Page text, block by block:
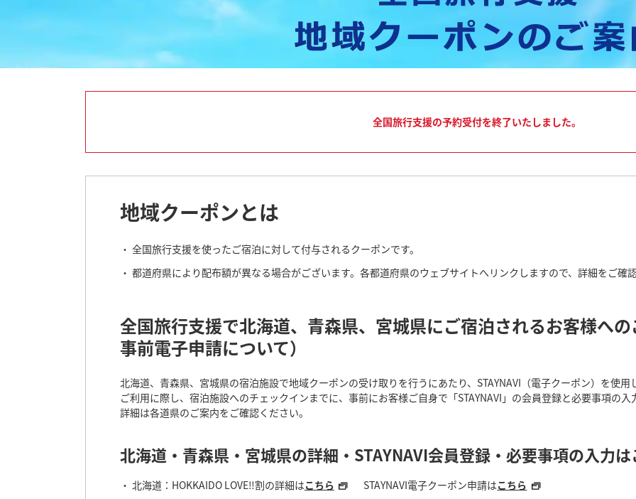
全国旅行支援の予約受付を終了いたしました。
地域クーポンとは
全国旅行支援を使ったご宿泊に対して付与されるクーポンです。
都道府県により配布額が異なる場合がございます。各都道府県のウェブサイトへリンクしますので、詳細をご確
全国旅行支援で北海道、青森県、宮城県にご宿泊されるお客様へ
事前電子申請について）
北海道、青森県、宮城県の宿泊施設で地域クーポンの受け取りを行うにあたり、STAYNAVI（電子クーポン）を使用
ご利用に際し、宿泊施設へのチェックインまでに、事前にお客様ご自身で「STAYNAVI」の会員登録と必要事項の
詳細は各道県のご案内をご確認ください。
北海道・青森県・宮城県の詳細・STAYNAVI会員登録・必要事項の入力
北海道：HOKKAIDO LOVE‼割の詳細はこちら STAYNAVI電子クーポン申請はこちら